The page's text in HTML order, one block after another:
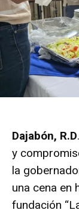
Dajabón, R.D
y
la
una cena en
fundación